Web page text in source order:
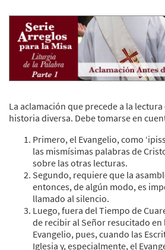
La aclamación que precede a la
historia diversa. Debe tomarse en
Primero, el Evangelio, como
las mismísimas palabras de
sobre las otras lecturas.
Segundo, requiere que la
entonces, de algún modo, es
llamado al silencio.
Luego, fuera del Tiempo de
de recibir al Señor resucitado en
Evangelio, pues, cuando las
Iglesia y, especialmente, el